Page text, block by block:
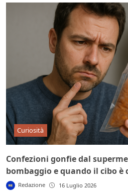
Curiosità
Confezioni gonfie dal
bombaggio e quando il cibo
Redazione 16 Luglio 2026